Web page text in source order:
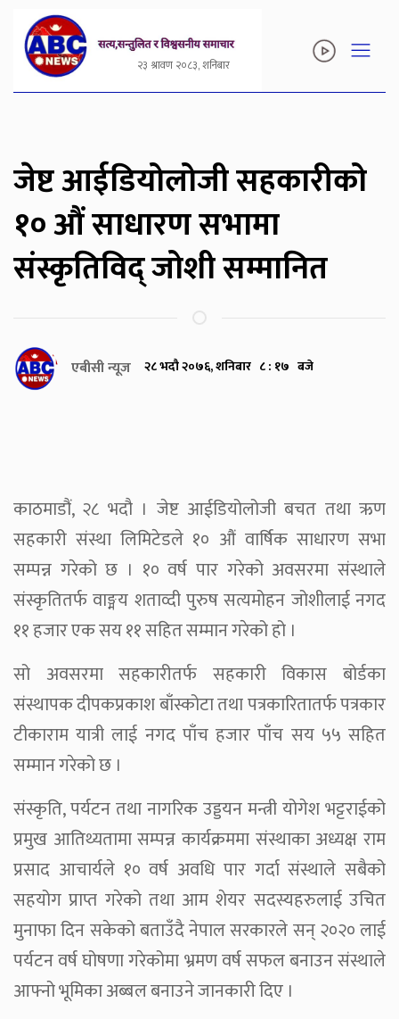
२३ श्रावण २०८३, शनिबार
जेष्ट आईडियोलोजी सहकारीको
१० औं साधारण सभामा
संस्कृतिविद् जोशी सम्मानित
एबीसी न्यूज २८ भदौ २०७६, शनिबार ८ : १७ बजे
काठमाडौं, २८ भदौ । जेष्ट आईडियोलोजी बचत तथा ऋण
सहकारी संस्था लिमिटेडले १० औं वार्षिक साधारण सभा
सम्पन्न गरेको छ । १० वर्ष पार गरेको अवसरमा संस्थाले
संस्कृतितर्फ वाङ्मय शताव्दी पुरुष सत्यमोहन जोशीलाई नगद
११ हजार एक सय ११ सहित सम्मान गरेको हो ।
सो अवसरमा सहकारीतर्फ सहकारी विकास बोर्डका
संस्थापक दीपकप्रकाश बाँस्कोटा तथा पत्रकारितातर्फ पत्रकार
टीकाराम यात्री लाई नगद पाँच हजार पाँच सय ५५ सहित
सम्मान गरेको छ ।
संस्कृति, पर्यटन तथा नागरिक उड्डयन मन्त्री योगेश भट्टराईको
प्रमुख आतिथ्यतामा सम्पन्न कार्यक्रममा संस्थाका अध्यक्ष राम
प्रसाद आचार्यले १० वर्ष अवधि पार गर्दा संस्थाले सबैको
सहयोग प्राप्त गरेको तथा आम शेयर सदस्यहरुलाई उचित
मुनाफा दिन सकेको बताउँदै नेपाल सरकारले सन् २०२० लाई
पर्यटन वर्ष घोषणा गरेकोमा भ्रमण वर्ष सफल बनाउन संस्थाले
आफ्नो भूमिका अब्बल बनाउने जानकारी दिए ।